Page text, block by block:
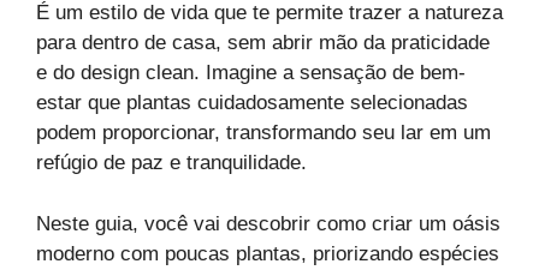
É um estilo de vida que te permite trazer a natureza
para dentro de casa, sem abrir mão da praticidade
e do design clean. Imagine a sensação de bem-
estar que plantas cuidadosamente selecionadas
podem proporcionar, transformando seu lar em um
refúgio de paz e tranquilidade.
Neste guia, você vai descobrir como criar um oásis
moderno com poucas plantas, priorizando espécies